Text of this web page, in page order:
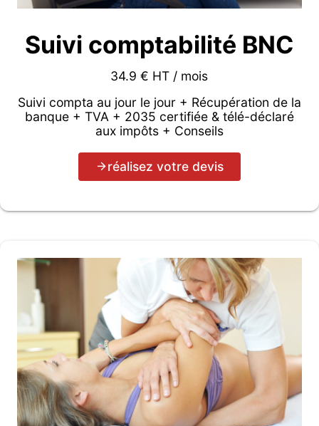
Suivi comptabilité BNC
34.9 € HT / mois
Suivi compta au jour le jour + Récupération de la
banque + TVA + 2035 certifiée & télé-déclaré
aux impôts + Conseils
réalisez votre devis